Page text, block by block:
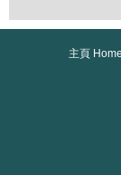
主頁 Home